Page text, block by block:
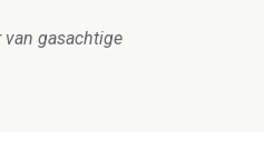
gasachtige